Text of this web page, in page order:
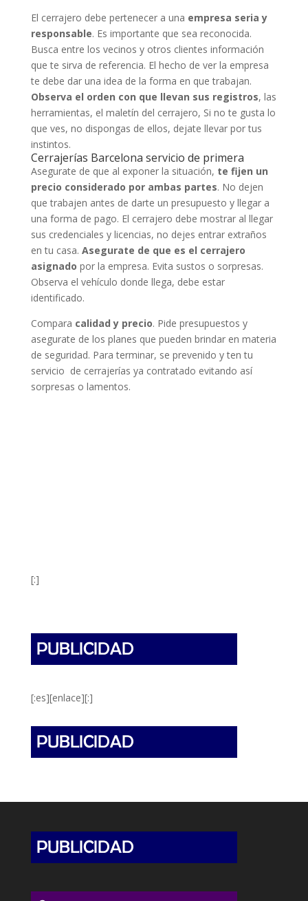
El cerrajero debe pertenecer a una empresa seria y
responsable. Es importante que sea reconocida.
Busca entre los vecinos y otros clientes información
que te sirva de referencia. El hecho de ver la empresa
te debe dar una idea de la forma en que trabajan.
Observa el orden con que llevan sus registros, las
herramientas, el maletín del cerrajero, Si no te gusta lo
que ves, no dispongas de ellos, dejate llevar por tus
instintos.
Cerrajerías Barcelona servicio de primera
Asegurate de que al exponer la situación, te fijen un
precio considerado por ambas partes. No dejen
que trabajen antes de darte un presupuesto y llegar a
una forma de pago. El cerrajero debe mostrar al llegar
sus credenciales y licencias, no dejes entrar extraños
en tu casa. Asegurate de que es el cerrajero
asignado por la empresa. Evita sustos o sorpresas.
Observa el vehículo donde llega, debe estar
identificado.
Compara calidad y precio. Pide presupuestos y
asegurate de los planes que pueden brindar en materia
de seguridad. Para terminar, se prevenido y ten tu
servicio de cerrajerías ya contratado evitando así
sorpresas o lamentos.
[:]
[:es][enlace][:]